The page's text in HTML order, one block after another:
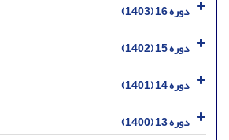
دوره 16 (1403)
دوره 15 (1402)
دوره 14 (1401)
دوره 13 (1400)